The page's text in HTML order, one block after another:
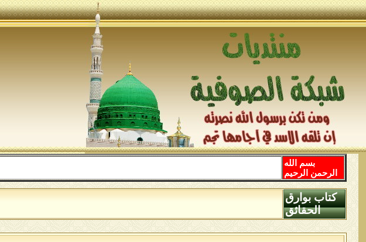
بسم الله
الرحمن الرحيم
كتاب بوارق
الحقائق